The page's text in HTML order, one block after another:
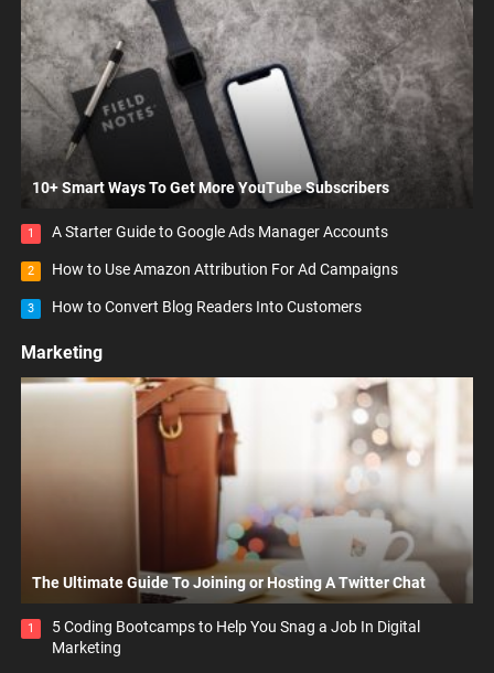
10+ Smart Ways To Get More YouTube Subscribers
1 A Starter Guide to Google Ads Manager Accounts
2 How to Use Amazon Attribution For Ad Campaigns
3 How to Convert Blog Readers Into Customers
Marketing
The Ultimate Guide To Joining or Hosting A Twitter Chat
1
5 Coding Bootcamps to Help You Snag a Job In Digital
Marketing